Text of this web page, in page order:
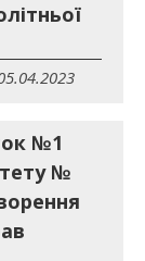
№1
№